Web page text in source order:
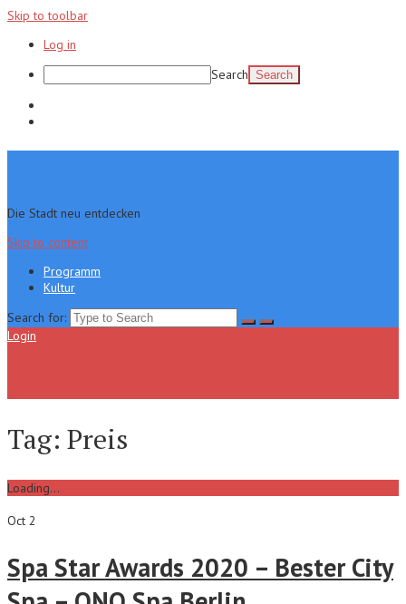
Skip to toolbar
Log in
Search
Die Stadt neu entdecken
Skip to content
Programm
Kultur
Search for:
Login
Tag: Preis
Loading...
Oct 2
Spa Star Awards 2020 – Bester City